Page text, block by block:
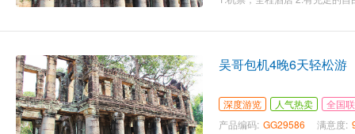
吴哥包机4晚6天轻松游
深度游览 人气热卖
全国
产品编码: GG29586 满意度: